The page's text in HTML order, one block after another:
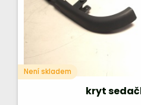
Není skladem
kryt